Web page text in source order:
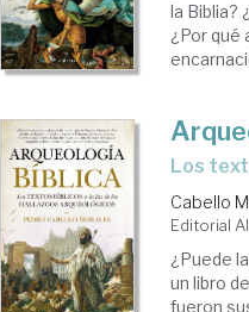
la Biblia?
¿Por qué
los
Cabello
Editorial
¿Puede
un libro
fueron